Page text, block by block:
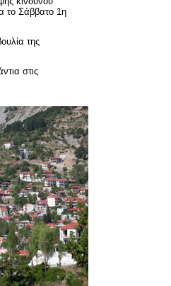
το Σάββατο 1η
της
στις